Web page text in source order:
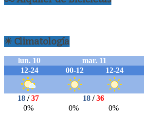
☀ Climatología